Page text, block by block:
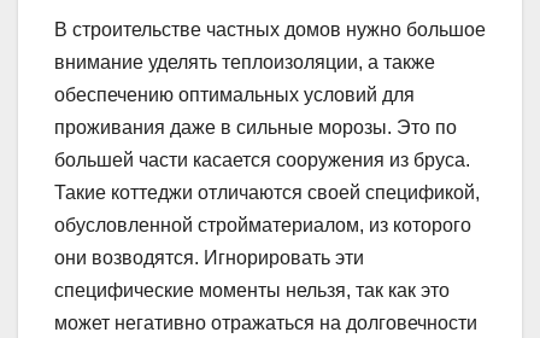
В строительстве частных домов нужно большое
внимание уделять теплоизоляции, а также
обеспечению оптимальных условий для
проживания даже в сильные морозы. Это по
большей части касается сооружения из бруса.
Такие коттеджи отличаются своей спецификой,
обусловленной стройматериалом, из которого
они возводятся. Игнорировать эти
специфические моменты нельзя, так как это
может негативно отражаться на долговечности